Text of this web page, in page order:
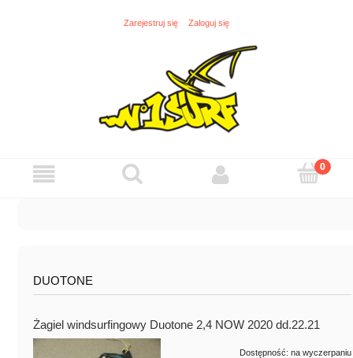
Zarejestruj się Zaloguj się
DUOTONE
Żagiel windsurfingowy Duotone 2,4 NOW 2020 dd.22.21
Dostępność: na wyczerpaniu